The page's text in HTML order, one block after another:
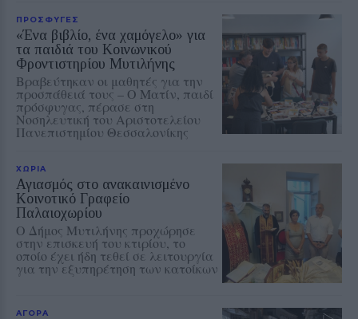
ΠΡΟΣΦΥΓΕΣ
«Ένα βιβλίο, ένα χαμόγελο» για
τα παιδιά του Κοινωνικού
Φροντιστηρίου Μυτιλήνης
Βραβεύτηκαν οι μαθητές για την
προσπάθειά τους – Ο Ματίν, παιδί
πρόσφυγας, πέρασε στη
Νοσηλευτική του Αριστοτελείου
Πανεπιστημίου Θεσσαλονίκης
ΧΩΡΙΑ
Αγιασμός στο ανακαινισμένο
Κοινοτικό Γραφείο
Παλαιοχωρίου
Ο Δήμος Μυτιλήνης προχώρησε
στην επισκευή του κτιρίου, το
οποίο έχει ήδη τεθεί σε λειτουργία
για την εξυπηρέτηση των κατοίκων
ΑΓΟΡΑ